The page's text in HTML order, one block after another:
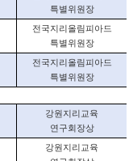
특별위원장
전국지리올림피아드
특별위원장
전국지리올림피아드
특별위원장
강원지리교육
연구회장상
강원지리교육